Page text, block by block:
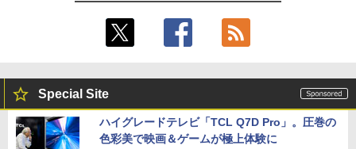
Special Site
ハイグレードテレビ「TCL Q7D Pro」。圧巻の
色彩美で映画＆ゲームが極上体験に